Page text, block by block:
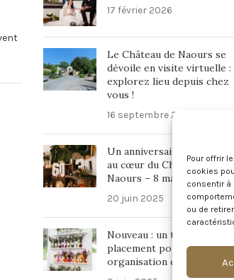
Pour offrir
cookies
consentir à
ou de
17 février 2026
Le Château de Naours se
dévoile en visite virtuelle :
explorez lieu depuis chez
vous !
16 septembre 2025
Un anniversaire inoubliable
au cœur du Château de
Naours – 8 mars 2025
20 juin 2025
Nouveau : un tableau de
placement pour une
organisation chic et fluide